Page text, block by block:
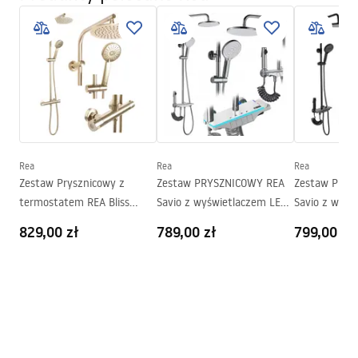
Szkło
Transparentne 6mm
Sposób otwierania
Uchylny
Seria
Atlas
Montaż
Na brodziku lub posadzce
Wysokość (mm)
2000 mm
Strona
Lewa lub prawa
Gwarancja
Powłoka Easy Clean
Tak, po wewnętrznej stronie
szyby
WARUNKI BEZPIECZENSTWA KABINY DRZWI
PARAWANY.pdf
Manual
Instrukcja_monta__u_kabiny_przy__ciennej_Atlas.pdf
Rea
Zestaw Prysznicowy z
termostatem REA Bliss
829,00 zł
Rea
Zestaw PRYSZNICOWY REA
Savio z wyświetlaczem LED
789,00 zł
Rea
Zestaw
Savio z
799,00 zł